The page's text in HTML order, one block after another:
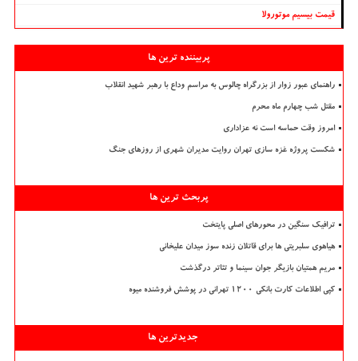
قیمت بیسیم موتورولا
پربیننده ترین ها
راهنمای عبور زوار از بزرگراه چالوس به مراسم وداع با رهبر شهید انقلاب
مقتل شب چهارم ماه محرم
امروز وقت حماسه است نه عزاداری
شکست پروژه غزه سازی تهران روایت مدیران شهری از روزهای جنگ
پربحث ترین ها
ترافیک سنگین در محورهای اصلی پایتخت
هیاهوی سلبریتی ها برای قاتلان زنده سوز میدان علیخانی
مریم همتیان بازیگر جوان سینما و تئاتر درگذشت
کپی اطلاعات کارت بانکی ۱۲۰۰ تهرانی در پوشش فروشنده میوه
جدیدترین ها